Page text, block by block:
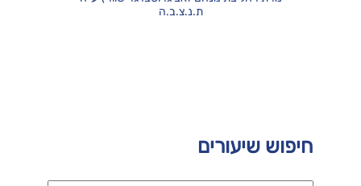
חיפוש שיעורים
ת.נ.צ.ב.ה